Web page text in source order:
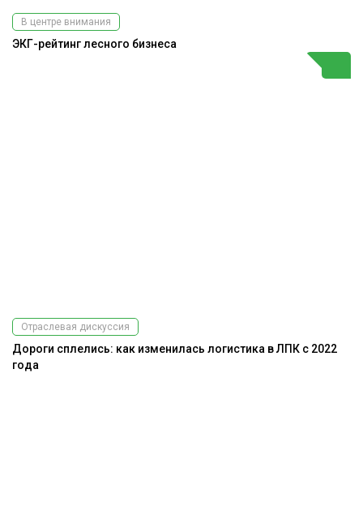
В центре внимания
ЭКГ-рейтинг лесного бизнеса
Отраслевая дискуссия
Дороги сплелись: как изменилась логистика в ЛПК с 2022
года